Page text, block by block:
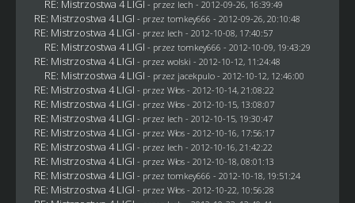
RE: Mistrzostwa 4 LIGI - przez lech - 2012-09-26, 16:39:49
RE: Mistrzostwa 4 LIGI - przez tomkey666 - 2012-09-26, 20:10:48
RE: Mistrzostwa 4 LIGI - przez lech - 2012-10-08, 17:40:57
RE: Mistrzostwa 4 LIGI - przez tomkey666 - 2012-10-09, 19:43:29
RE: Mistrzostwa 4 LIGI - przez wolski - 2012-10-12, 11:24:48
RE: Mistrzostwa 4 LIGI - przez jacekpulo- 2012-10-12, 12:46:00
RE: Mistrzostwa 4 LIGI - przez Włos- 2012-10-14, 21:08:22
RE: Mistrzostwa 4 LIGI - przez Włos- 2012-10-15, 13:08:07
RE: Mistrzostwa 4 LIGI - przez lech - 2012-10-15, 19:30:47
RE: Mistrzostwa 4 LIGI - przez Włos- 2012-10-16, 17:56:17
RE: Mistrzostwa 4 LIGI - przez lech - 2012-10-16, 21:42:22
RE: Mistrzostwa 4 LIGI - przez Włos- 2012-10-18, 08:01:13
RE: Mistrzostwa 4 LIGI - przez tomkey666 - 2012-10-18, 19:51:24
RE: Mistrzostwa 4 LIGI - przez Włos- 2012-10-22, 10:56:28